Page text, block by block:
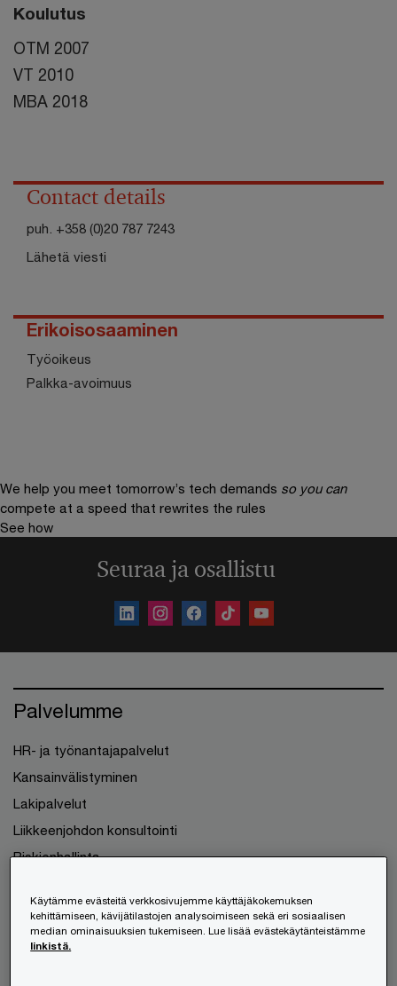
Koulutus
OTM 2007
VT 2010
MBA 2018
Contact details
puh. +358 (0)20 787 7243
Lähetä viesti
Erikoisosaaminen
Työoikeus
Palkka-avoimuus
We help you meet tomorrow’s tech demands so you can
compete at a speed that rewrites the rules
See how
Seuraa ja osallistu
Palvelumme
HR- ja työnantajapalvelut
Kansainvälistyminen
Lakipalvelut
Liikkeenjohdon konsultointi
Riskienhallinta
Tilintarkastus
Varmennuspalvelut
Käytämme evästeitä verkkosivujemme käyttäjäkokemuksen
kehittämiseen, kävijätilastojen analysoimiseen sekä eri sosiaalisen
median ominaisuuksien tukemiseen. Lue lisää evästekäytänteistämme
linkistä.